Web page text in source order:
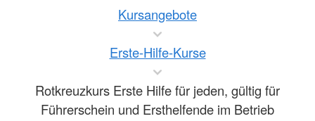
Kursangebote
Erste-Hilfe-Kurse
Rotkreuzkurs Erste Hilfe für jeden, gültig für
Führerschein und Ersthelfende im Betrieb